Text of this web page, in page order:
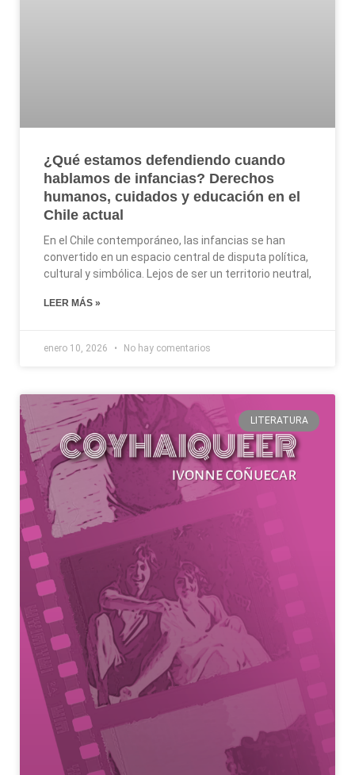
¿Qué estamos defendiendo cuando
hablamos de infancias? Derechos
humanos, cuidados y educación en el
Chile actual
En el Chile contemporáneo, las infancias se han
convertido en un espacio central de disputa política,
cultural y simbólica. Lejos de ser un territorio neutral,
LEER MÁS »
enero 10, 2026 No hay comentarios
LITERATURA